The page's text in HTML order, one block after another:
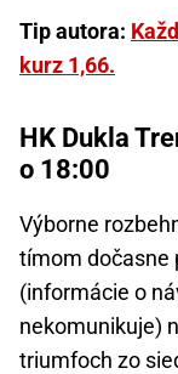
Tip autora:
kurz 1,66.
HK Dukla
o 18:00
Výborne
tímom dočasne
(informácie o
nekomunikuje)
triumfoch zo